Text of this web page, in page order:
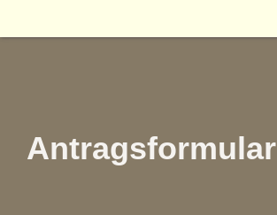
Antragsformular